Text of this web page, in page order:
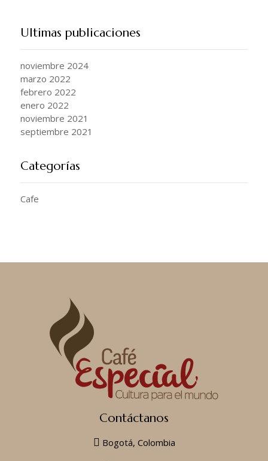
Ultimas publicaciones
noviembre 2024
marzo 2022
febrero 2022
enero 2022
noviembre 2021
septiembre 2021
Categorías
Cafe
Contáctanos
Bogotá, Colombia